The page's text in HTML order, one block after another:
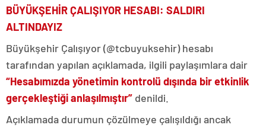
BÜYÜKŞEHİR ÇALIŞIYOR HESABI: SALDIRI
ALTINDAYIZ
Büyükşehir Çalışıyor (@tcbuyuksehir) hesabı
tarafından yapılan açıklamada, ilgili paylaşımlara dair
“Hesabımızda yönetimin kontrolü dışında bir etkinlik
gerçekleştiği anlaşılmıştır” denildi.
Açıklamada durumun çözülmeye çalışıldığı ancak